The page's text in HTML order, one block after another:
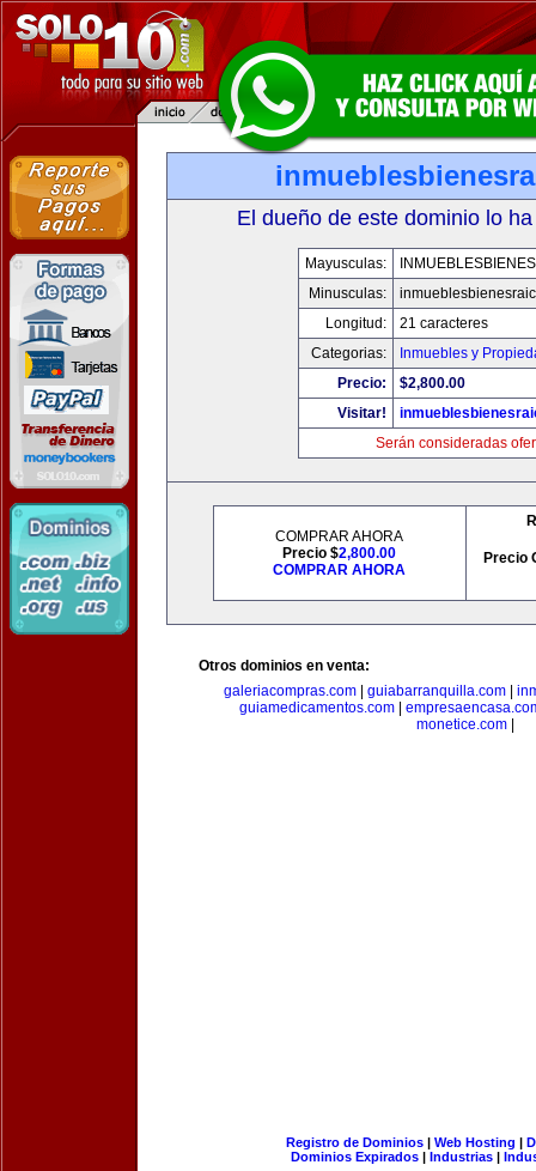
El dueño de este dominio lo
Mayusculas:
Minusculas:
Longitud:
21 caracteres
Categorias:
Inmuebles y
Precio:
$2,800.00
Visitar!
Serán consideradas
COMPRAR AHORA
Precio $2,800.00
COMPRAR AHORA
Precio
Otros dominios en venta:
galeriacompras.com
guiabarranquilla.com
guiamedicamentos.com|
monetice.com
Registro de Dominios| Web Hosting |
Dominios Expirados | Industrias |